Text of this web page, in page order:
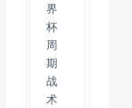
界
杯
周
期
战
术